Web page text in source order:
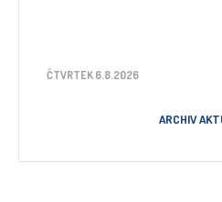
ČTVRTEK 6.8.2026
ARCHIV